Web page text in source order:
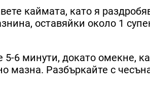
каймата, като я
оставяйки около 1
5-6 минути, докато омекне,
мазна. Разбъркайте с